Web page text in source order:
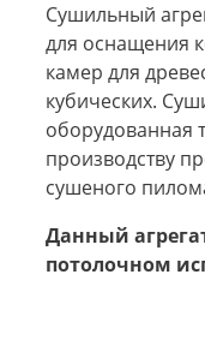
Сушильный
для оснащения
камер для
кубических.
оборудованная
производству
сушеного
Данный
потолочном